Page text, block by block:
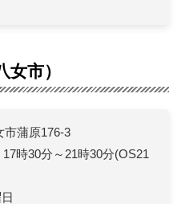
市）
市蒲原176-3
時30分～21時30分(OS21